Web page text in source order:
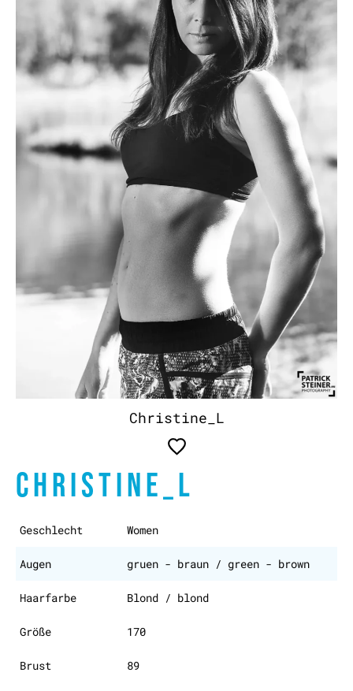
Christine_L
CHRISTINE_L
Geschlecht Women
Augen gruen - braun / green - brown
Haarfarbe Blond / blond
Größe 170
Brust 89